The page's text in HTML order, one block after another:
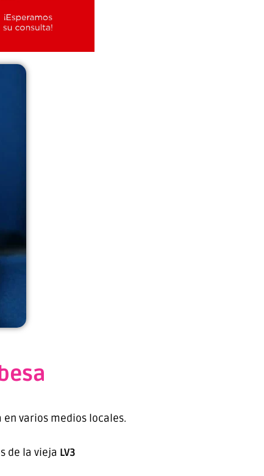
varios medios locales.
de la vieja LV3